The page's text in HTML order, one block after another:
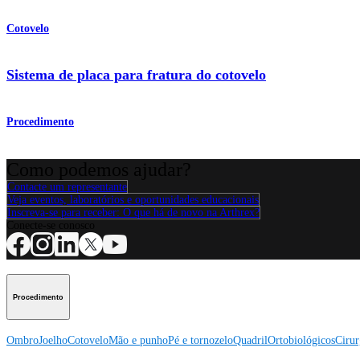
Cotovelo
Sistema de placa para fratura do cotovelo
Procedimento
Contacte um representante
Veja eventos, laboratórios e oportunidades educacionais
Inscreva-se para receber: O que há de novo na Arthrex?
Procedimento
OmbroJoelhoCotoveloMão e punhoPé e tornozeloQuadrilOrtobiológicos